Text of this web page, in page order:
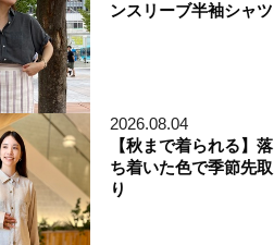
ンスリーブ半袖シャツ
2026.08.04
【秋まで着られる】落
ち着いた色で季節先取
り